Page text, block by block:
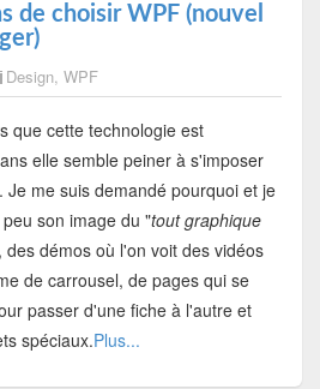
de choisir WPF (nouvel
Design, WPF
que cette technologie est
elle semble peiner à s'imposer
Je me suis demandé pourquoi et je
son image du "tout graphique
des démos où l'on voit des vidéos
de carrousel, de pages qui se
passer d'une fiche à l'autre et
spéciaux.Plus...